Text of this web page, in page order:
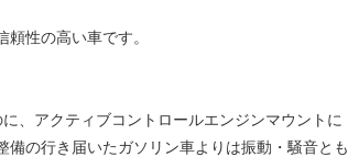
性の高い車です。
、アクティブコントロールエンジンマウントに
の行き届いたガソリン車よりは振動・騒音とも